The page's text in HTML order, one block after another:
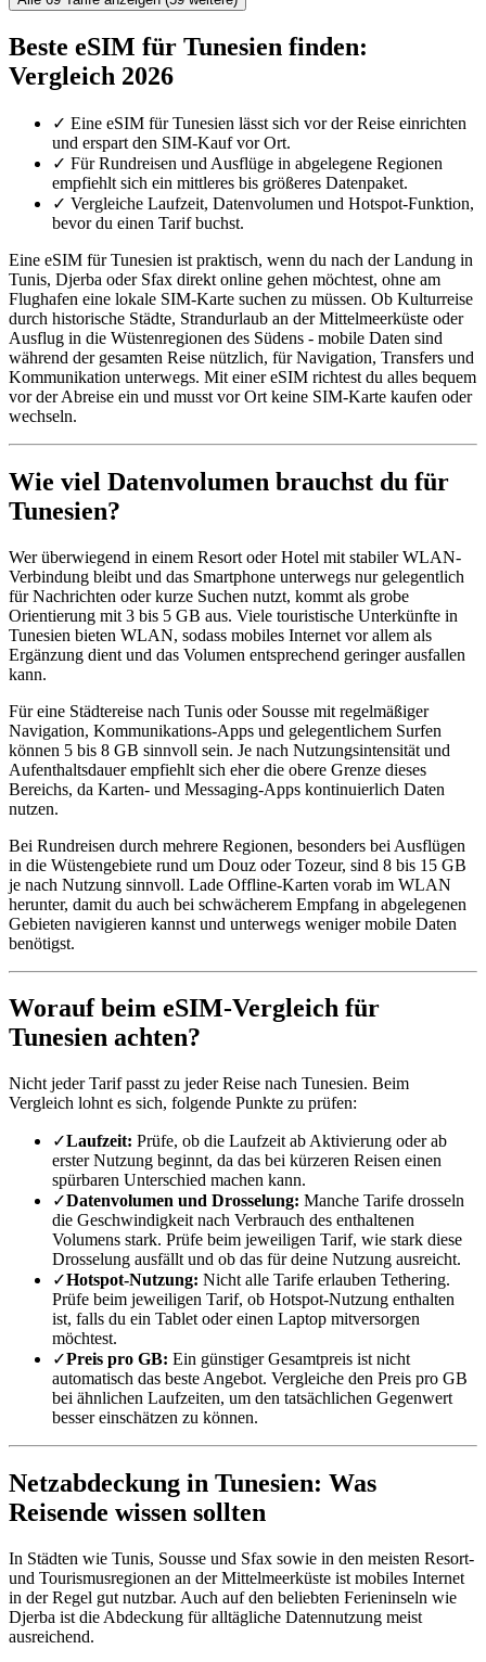
Beste eSIM für Tunesien finden:
Vergleich 2026
✓ Eine eSIM für Tunesien lässt sich vor der Reise einrichten
und erspart den SIM-Kauf vor Ort.
✓ Für Rundreisen und Ausflüge in abgelegene Regionen
empfiehlt sich ein mittleres bis größeres Datenpaket.
✓ Vergleiche Laufzeit, Datenvolumen und Hotspot-Funktion,
bevor du einen Tarif buchst.
Eine eSIM für Tunesien ist praktisch, wenn du nach der Landung in
Tunis, Djerba oder Sfax direkt online gehen möchtest, ohne am
Flughafen eine lokale SIM-Karte suchen zu müssen. Ob Kulturreise
durch historische Städte, Strandurlaub an der Mittelmeerküste oder
Ausflug in die Wüstenregionen des Südens - mobile Daten sind
während der gesamten Reise nützlich, für Navigation, Transfers und
Kommunikation unterwegs. Mit einer eSIM richtest du alles bequem
vor der Abreise ein und musst vor Ort keine SIM-Karte kaufen oder
wechseln.
Wie viel Datenvolumen brauchst du für
Tunesien?
Wer überwiegend in einem Resort oder Hotel mit stabiler WLAN-
Verbindung bleibt und das Smartphone unterwegs nur gelegentlich
für Nachrichten oder kurze Suchen nutzt, kommt als grobe
Orientierung mit 3 bis 5 GB aus. Viele touristische Unterkünfte in
Tunesien bieten WLAN, sodass mobiles Internet vor allem als
Ergänzung dient und das Volumen entsprechend geringer ausfallen
kann.
Für eine Städtereise nach Tunis oder Sousse mit regelmäßiger
Navigation, Kommunikations-Apps und gelegentlichem Surfen
können 5 bis 8 GB sinnvoll sein. Je nach Nutzungsintensität und
Aufenthaltsdauer empfiehlt sich eher die obere Grenze dieses
Bereichs, da Karten- und Messaging-Apps kontinuierlich Daten
nutzen.
Bei Rundreisen durch mehrere Regionen, besonders bei Ausflügen
in die Wüstengebiete rund um Douz oder Tozeur, sind 8 bis 15 GB
je nach Nutzung sinnvoll. Lade Offline-Karten vorab im WLAN
herunter, damit du auch bei schwächerem Empfang in abgelegenen
Gebieten navigieren kannst und unterwegs weniger mobile Daten
benötigst.
Worauf beim eSIM-Vergleich für
Tunesien achten?
Nicht jeder Tarif passt zu jeder Reise nach Tunesien. Beim
Vergleich lohnt es sich, folgende Punkte zu prüfen:
✓Laufzeit: Prüfe, ob die Laufzeit ab Aktivierung oder ab
erster Nutzung beginnt, da das bei kürzeren Reisen einen
spürbaren Unterschied machen kann.
✓Datenvolumen und Drosselung: Manche Tarife drosseln
die Geschwindigkeit nach Verbrauch des enthaltenen
Volumens stark. Prüfe beim jeweiligen Tarif, wie stark diese
Drosselung ausfällt und ob das für deine Nutzung ausreicht.
✓Hotspot-Nutzung: Nicht alle Tarife erlauben Tethering.
Prüfe beim jeweiligen Tarif, ob Hotspot-Nutzung enthalten
ist, falls du ein Tablet oder einen Laptop mitversorgen
möchtest.
✓Preis pro GB: Ein günstiger Gesamtpreis ist nicht
automatisch das beste Angebot. Vergleiche den Preis pro GB
bei ähnlichen Laufzeiten, um den tatsächlichen Gegenwert
besser einschätzen zu können.
Netzabdeckung in Tunesien: Was
Reisende wissen sollten
In Städten wie Tunis, Sousse und Sfax sowie in den meisten Resort-
und Tourismusregionen an der Mittelmeerküste ist mobiles Internet
in der Regel gut nutzbar. Auch auf den beliebten Ferieninseln wie
Djerba ist die Abdeckung für alltägliche Datennutzung meist
ausreichend.